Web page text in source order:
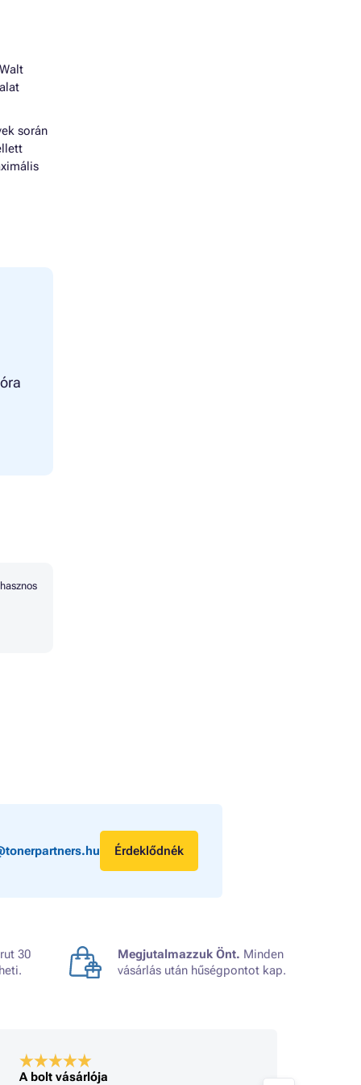
során
Érdeklődnék
30
Megjutalmazzuk Önt. Minden
vásárlás után hűségpontot kap.
A bolt vásárlója